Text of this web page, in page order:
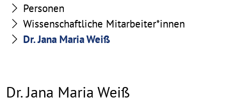
Personen
Wissenschaftliche Mitarbeiter*innen
Dr. Jana Maria Weiß
Dr. Jana Maria Weiß